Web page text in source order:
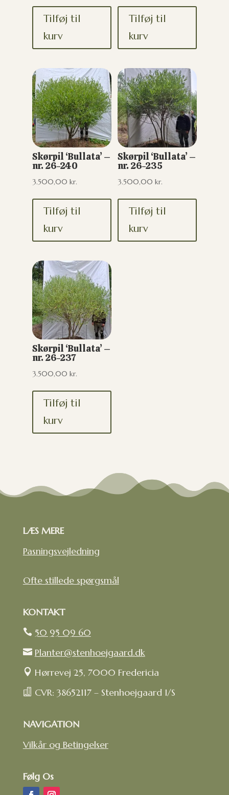
Tilføj til
kurv
Tilføj til
kurv
Skørpil ‘Bullata’ –
nr. 26-240
3.500,00 kr.
Tilføj til
kurv
Skørpil ‘Bullata’ –
nr. 26-235
3.500,00kr.
Tilføj til
kurv
Skørpil ‘Bullata’ –
nr. 26-237
3.500,00 kr.
Tilføj til
kurv
LÆS MERE
Pasningsvejledning
Ofte stillede spørgsmål
KONTAKT
 50 95 09 60
 Planter@stenhoejgaard.dk
 Hørrevej 25, 7000 Fredericia
 CVR: 38652117 – Stenhoejgaard I/S
NAVIGATION
Vilkår og Betingelser
Følg Os